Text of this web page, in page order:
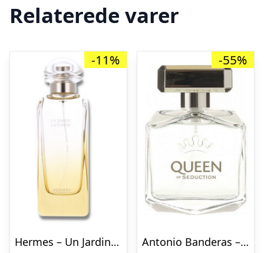
Relaterede varer
-11%
Hermes – Un Jardin A Cythere – 30 ml – Edt
-55%
Antonio Banderas – Queen of Seduction – 80 ml – Edt